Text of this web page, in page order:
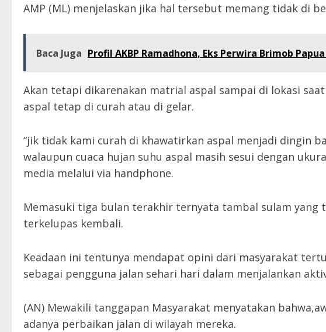
AMP (ML) menjelaskan jika hal tersebut memang tidak di
Baca Juga Profil AKBP Ramadhona, Eks Perwira Brimob
Akan tetapi dikarenakan matrial aspal sampai di lokasi
aspal tetap di curah atau di gelar.
“jik tidak kami curah di khawatirkan aspal menjadi dingin
walaupun cuaca hujan suhu aspal masih sesui dengan
media melalui via handphone.
Memasuki tiga bulan terakhir ternyata tambal sulam yang
terkelupas kembali.
Keadaan ini tentunya mendapat opini dari masyarakat
sebagai pengguna jalan sehari hari dalam menjalankan
(AN) Mewakili tanggapan Masyarakat menyatakan
adanya perbaikan jalan di wilayah mereka.